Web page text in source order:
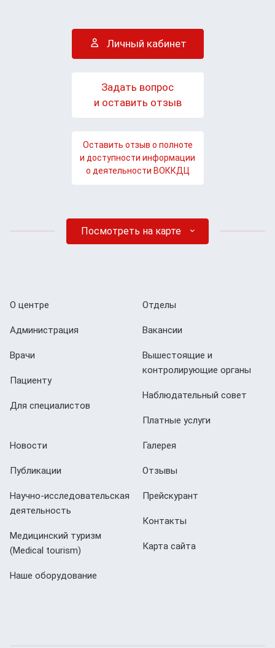
Личный кабинет
Задать вопрос
и оставить отзыв
Оставить отзыв о полноте
и доступности информации
о деятельности ВОККДЦ
Посмотреть на карте
О центре
Администрация
Врачи
Пациенту
Для специалистов
Отделы
Вакансии
Вышестоящие и
контролирующие органы
Наблюдательный совет
Платные услуги
Новости
Публикации
Научно-исследовательская
деятельность
Медицинский туризм
(Мedical tourism)
Наше оборудование
Галерея
Отзывы
Прейскурант
Контакты
Карта сайта